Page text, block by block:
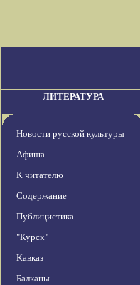
ЛИТЕРАТУРА
Новости русской культуры
Афиша
К читателю
Содержание
Публицистика
"Курск"
Кавказ
Балканы